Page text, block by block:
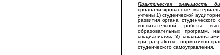
Практическая значимость
проанализированные
учтены 1) студенческой
развития органа
воспитательной роботы
образовательных программ,
специалистов; 3)
при разработке нормативно-
студенческого самоуправления.